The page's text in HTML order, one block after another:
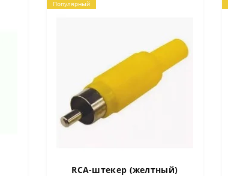
Популярный
RCA-штекер (желтный)